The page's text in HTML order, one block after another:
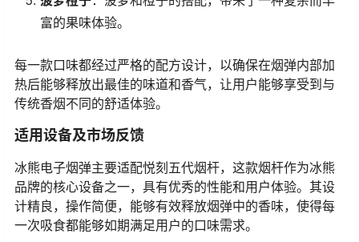
富的果味体验。
每一款口味都经过严格的配方设计，以确保在烟弹内部加
热后能够释放出最佳的味道和香气，让用户能够享受到与
传统香烟不同的舒适体验。
适用设备及市场反馈
冰熊电子烟弹主要适配悦刻五代烟杆，这款烟杆作为冰熊
品牌的核心设备之一，具有优秀的性能和用户体验。其设
计精良，操作简便，能够有效释放烟弹中的香味，使得每
一次吸食都能够如期满足用户的口味需求。